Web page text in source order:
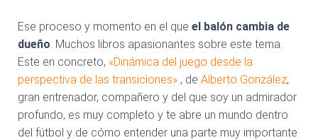
Ese proceso y momento en el que el balón cambia de
dueño. Muchos libros apasionantes sobre este tema.
Este en concreto, «Dinámica del juego desde la
perspectiva de las transiciones» , de Alberto González,
gran entrenador, compañero y del que soy un admirador
profundo, es muy completo y te abre un mundo dentro
del fútbol y de cómo entender una parte muy importante